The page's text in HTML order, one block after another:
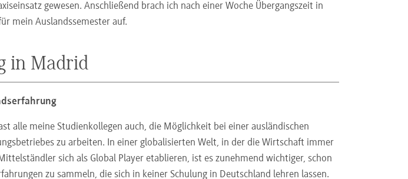
gewesen. Anschließend brach ich nach einer Woche Übergangszeit in
mein Auslandssemester auf.
in Madrid
alle meine Studienkollegen auch, die Möglichkeit bei einer ausländischen
zu arbeiten. In einer globalisierten Welt, in der die Wirtschaft immer
sich als Global Player etablieren, ist es zunehmend wichtiger, schon
zu sammeln, die sich in keiner Schulung in Deutschland lehren lassen.